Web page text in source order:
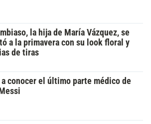
la hija de María Vázquez, se
a la primavera con su look floral y
de tiras
a conocer el último parte médico de